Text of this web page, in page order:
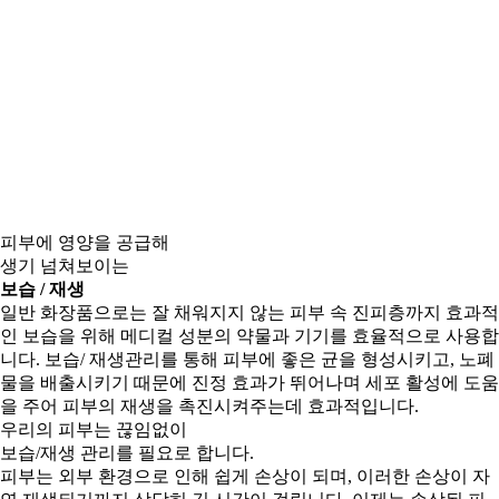
피부에 영양을 공급해
생기 넘쳐보이는
보습 / 재생
일반 화장품으로는 잘 채워지지 않는 피부 속 진피층까지 효과적
인 보습을 위해 메디컬 성분의 약물과 기기를 효율적으로 사용합
니다. 보습/ 재생관리를 통해 피부에 좋은 균을 형성시키고, 노폐
물을 배출시키기 때문에 진정 효과가 뛰어나며 세포 활성에 도움
을 주어 피부의 재생을 촉진시켜주는데 효과적입니다.
우리의 피부는 끊임없이
보습/재생 관리를 필요로 합니다.
피부는 외부 환경으로 인해 쉽게 손상이 되며, 이러한 손상이 자